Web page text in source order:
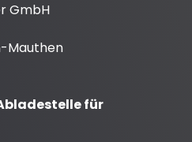
GmbH
Mauthen
für